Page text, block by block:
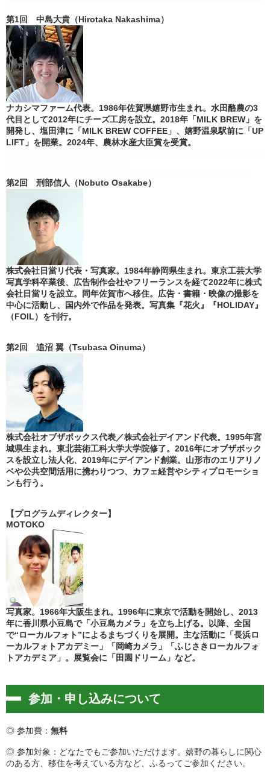
第1回 中島大貴（Hirotaka Nakashima）
ナカシマファーム代表。1986年佐賀県嬉野市生まれ。水田酪農の3
代目として2012年にチーズ工房を設立。2018年「MILK BREW」を
開発し、塩田津に「MILK BREW COFFEE」、嬉野温泉駅前に「UP
LIFT」を開業。2024年、農林水産大臣賞を受賞。
第2回 刑部信人（Nobuto Osakabe）
株式会社日當リ代表・写真家。1984年静岡県生まれ。東京工芸大学
写真学科卒業後、広告制作会社やフリーランスを経て2022年に株式
会社日當リを設立。同年佐賀市へ移住。広告・書籍・映像の撮影を
中心に活動し、国内外で作品を発表。写真集『花火』『HOLIDAY』
（FOIL）を刊行。
第2回 追沼 翼（Tsubasa Oinuma）
株式会社オブザボックス代表／株式会社デイアンド代表。1995年宮
城県生まれ。東北芸術工科大学大学院修了。2016年にオブザボック
スを設立し法人化、2019年にデイアンド創業。山形市のエリアリノ
ベや公共空間活用に携わりつつ、カフェ経営やシティプロモーショ
ンも行う。
【プログラムディレクター】
MOTOKO
写真家。1966年大阪生まれ。1996年に東京で活動を開始し、2013
年に香川県小豆島で「小豆島カメラ」を立ち上げる。以降、全国
で“ローカルフォト”によるまちづくりを展開。主な活動に「長浜ロ
ーカルフォトアカデミー」「岡崎カメラ」「ふじさきローカルフォ
トアカデミア」。展覧会に「田園ドリーム」など。
参加・申し込みについて
◎ 参加費： 無料
◎ 参加対象：どなたでもご参加いただけます。嬉野の暮らしに関心
のある方、移住を考えている方など、ふるってご参加ください。